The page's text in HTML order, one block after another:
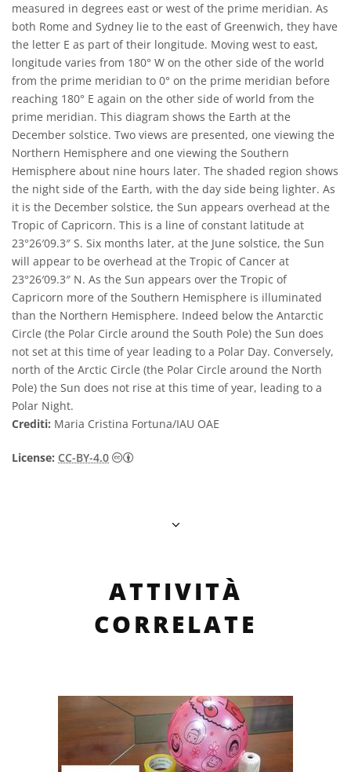
measured in degrees east or west of the prime meridian. As
both Rome and Sydney lie to the east of Greenwich, they have
the letter E as part of their longitude. Moving west to east,
longitude varies from 180° W on the other side of the world
from the prime meridian to 0° on the prime meridian before
reaching 180° E again on the other side of world from the
prime meridian. This diagram shows the Earth at the
December solstice. Two views are presented, one viewing the
Northern Hemisphere and one viewing the Southern
Hemisphere about nine hours later. The shaded region shows
the night side of the Earth, with the day side being lighter. As
it is the December solstice, the Sun appears overhead at the
Tropic of Capricorn. This is a line of constant latitude at
23°26′09.3″ S. Six months later, at the June solstice, the Sun
will appear to be overhead at the Tropic of Cancer at
23°26′09.3″ N. As the Sun appears over the Tropic of
Capricorn more of the Southern Hemisphere is illuminated
than the Northern Hemisphere. Indeed below the Antarctic
Circle (the Polar Circle around the South Pole) the Sun does
not set at this time of year leading to a Polar Day. Conversely,
north of the Arctic Circle (the Polar Circle around the North
Pole) the Sun does not rise at this time of year, leading to a
Polar Night.
Crediti: Maria Cristina Fortuna/IAU OAE
License: CC-BY-4.0 Creative Commons Attribuzione 4.0
ATTIVITÀ
CORRELATE